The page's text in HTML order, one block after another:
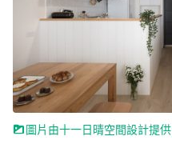
圖片由十一日晴空間設計提